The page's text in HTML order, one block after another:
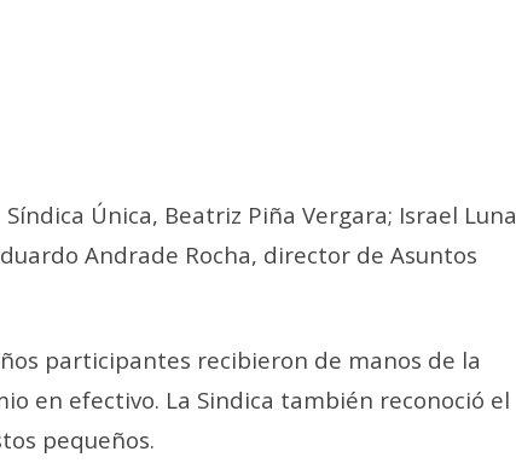
Única, Beatriz Piña Vergara; Israel Luna
Andrade Rocha, director de Asuntos
participantes recibieron de manos de la
en efectivo. La Sindica también reconoció el
pequeños.